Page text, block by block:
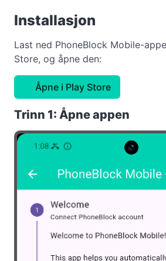
Installasjon
Last ned PhoneBlock Mobile-
Store, og åpne den:
Åpne i Play Store
Trinn 1: Åpne appen